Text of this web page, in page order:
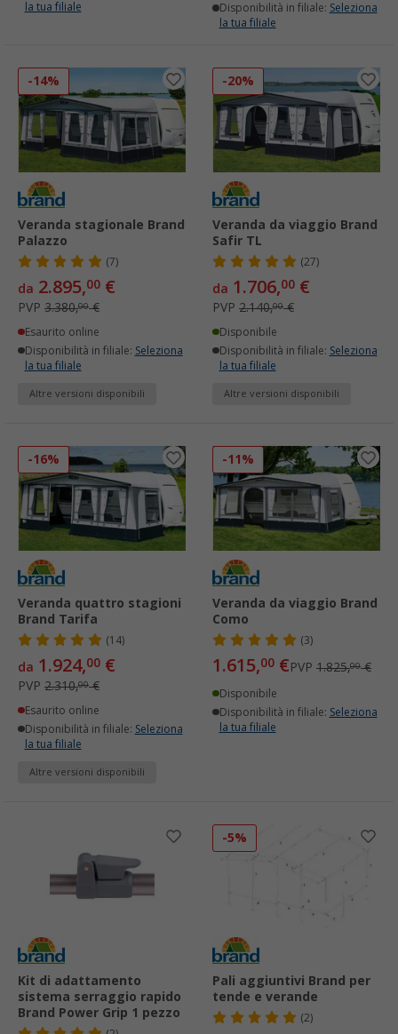
la tua filiale
Disponibilità in filiale: Seleziona
la tua filiale
-14%
Veranda stagionale Brand
Palazzo
(7)
da 2.895,00 €
PVP 3.380,00€
Esaurito online
Disponibilità in filiale: Seleziona
la tua filiale
Altre versioni disponibili
-20%
Veranda da viaggio Brand
Safir TL
(27)
da 1.706,00 €
PVP 2.140,00€
Disponibile
Disponibilità in filiale: Seleziona
la tua filiale
Altre versioni disponibili
-16%
Veranda quattro stagioni
Brand Tarifa
(14)
da 1.924,00 €
PVP 2.310,00€
Esaurito online
Disponibilità in filiale: Seleziona
la tua filiale
Altre versioni disponibili
-11%
Veranda da viaggio Brand
Como
(3)
1.615,00 €PVP 1.825,00€
Disponibile
Disponibilità in filiale: Seleziona
la tua filiale
Kit di adattamento
sistema serraggio rapido
Brand Power Grip 1 pezzo
-5%
Pali aggiuntivi Brand per
tende e verande
(2)